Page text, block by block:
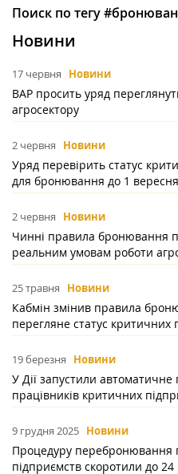
Поиск по тегу
Новини
17 червня Новини
ВАР просить уряд
агросектору
2 червня Новини
Уряд перевірить статус
для бронювання до 1 вересня
2 червня Новини
Чинні правила бронювання
реальним умовам роботи
25 травня Новини
Кабмін змінив правила
перегляне статус критичних
19 березня Новини
У Дії запустили
працівників критичних
9 грудня 2025 Новини
Процедуру перебронювання
підприємств скоротили до